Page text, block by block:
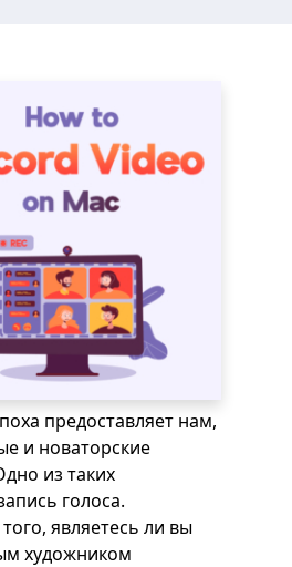
предоставляет нам,
и новаторские
из таких
голоса.
являетесь ли вы
художником